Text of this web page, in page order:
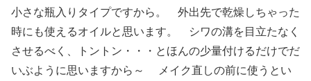
小さな瓶入りタイプですから。 外出先で乾燥しちゃった
時にも使えるオイルと思います。 シワの溝を目立たなく
させるべく、トントン・・・とほんの少量付けるだけでだ
いぶように思いますから～ メイク直しの前に使うとい